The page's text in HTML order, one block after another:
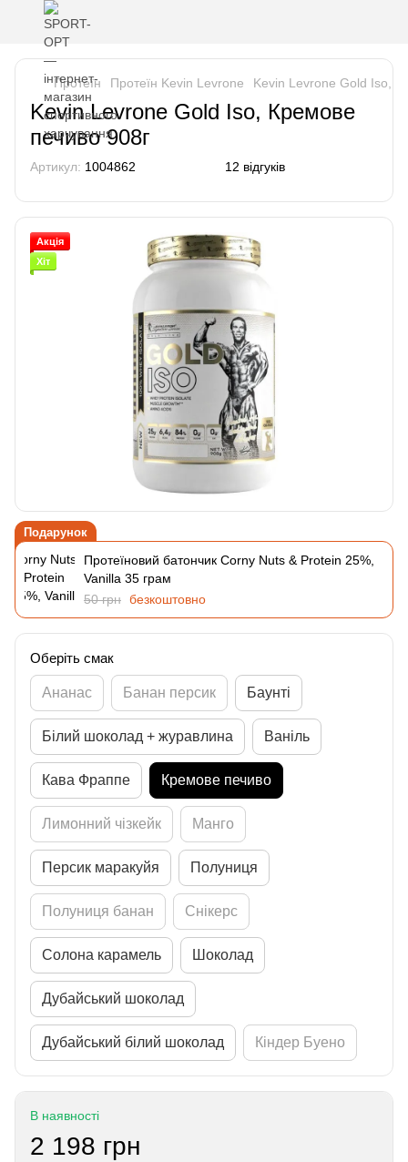
Протеїн Протеїн Kevin Levrone Kevin Levrone Gold Iso,
Kevin Levrone Gold Iso, Кремове
печиво 908г
Артикул: 1004862 12 відгуків
Акція
Хіт
Подарунок
Протеїновий батончик Corny Nuts & Protein 25%,
Vanillа 35 грам
50 грн безкоштовно
Оберіть смак
Ананас Банан персик Баунті
Білий шоколад + журавлина Ваніль
Кава Фраппе Кремове печиво
Лимонний чізкейк Манго
Персик маракуйя Полуниця
Полуниця банан Снікерс
Солона карамель Шоколад
Дубайський шоколад
Дубайський білий шоколад Кіндер Буено
В наявності
2 198 грн